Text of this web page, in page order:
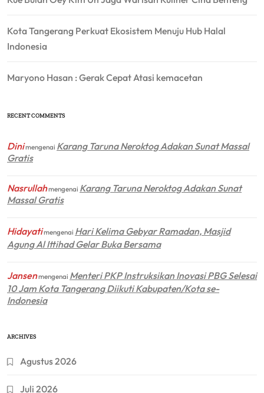
Kota Tangerang Perkuat Ekosistem Menuju Hub Halal
Indonesia
Maryono Hasan : Gerak Cepat Atasi kemacetan
RECENT COMMENTS
Dinimengenai Karang Taruna Neroktog Adakan Sunat Massal
Gratis
Nasrullahmengenai Karang Taruna Neroktog Adakan Sunat
Massal Gratis
Hidayatimengenai Hari Kelima Gebyar Ramadan, Masjid
Agung Al Ittihad Gelar Buka Bersama
Jansenmengenai Menteri PKP Instruksikan Inovasi PBG Selesai
10 Jam Kota Tangerang Diikuti Kabupaten/Kota se-
Indonesia
ARCHIVES
Agustus 2026
Juli 2026